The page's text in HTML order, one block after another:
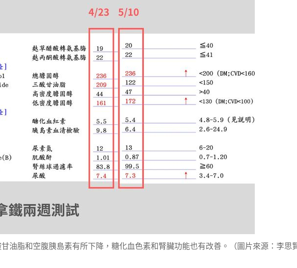
油脂和空腹胰島素有所下降，糖化血色素和腎臟功能也有改善。（圖片來源：李思